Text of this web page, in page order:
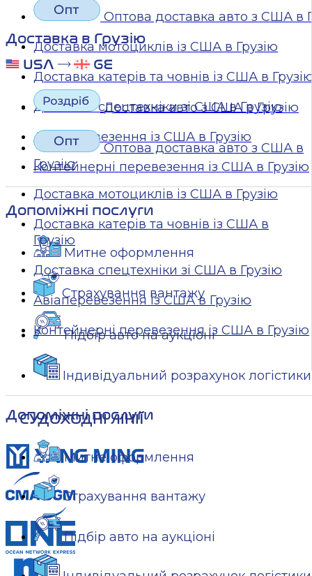
Доставка в Грузію
Доставка авто з США в Грузію
Оптова доставка авто з США в
Грузію
Доставка мотоциклів із США в Грузію
Доставка катерів та човнів із США в
Грузію
Доставка спецтехніки зі США в Грузію
Авіаперевезення із США в Грузію
Контейнерні перевезення із США в Грузію
Допоміжні послуги
Митне оформлення
Страхування вантажу
Підбір авто на аукціоні
Оптова доставка авто з США в
Доставка мотоциклів із США в Грузію
Доставка катерів та човнів із США в
Доставка спецтехніки зі США в Грузію
Авіаперевезення із США в Грузію
Контейнерні перевезення із США в Грузію
Допоміжні послуги
Митне оформлення
Страхування вантажу
Підбір авто на аукціоні
Індивідуальний розрахунок логістики
СУДОХОДНІ ЛІНІЇ